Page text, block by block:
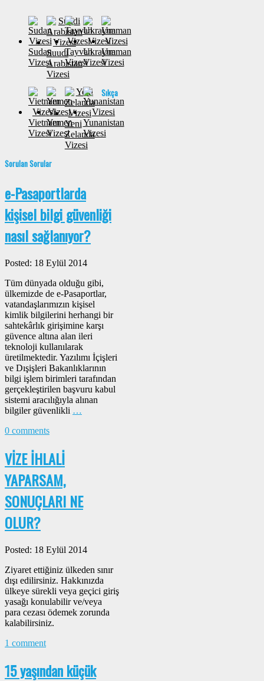
Sudan
Vizesi
Suudi
Arabistan
Vizesi
Tayvan
Vizesi
Ukrayna
Vizesi
Umman
Vizesi
Vietnam
Vizesi
Yemen
Vizesi
Yeni
Zelanda
Vizesi
Yunanistan
Vizesi
Sıkça
Sorulan Sorular
e-Pasaportlarda
kişisel bilgi güvenliği
nasıl sağlanıyor?
Posted: 18 Eylül 2014
Tüm dünyada olduğu gibi,
ülkemizde de e-Pasaportlar,
vatandaşlarımızın kişisel
kimlik bilgilerini herhangi bir
sahtekârlık girişimine karşı
güvence altına alan ileri
teknoloji kullanılarak
üretilmektedir. Yazılımı İçişleri
ve Dışişleri Bakanlıklarının
bilgi işlem birimleri tarafından
gerçekleştirilen başvuru kabul
sistemi aracılığıyla alınan
bilgiler güvenlikli …
0 comments
VİZE İHLALİ
YAPARSAM,
SONUÇLARI NE
OLUR?
Posted: 18 Eylül 2014
Ziyaret ettiğiniz ülkeden sınır
dışı edilirsiniz. Hakkınızda
ülkeye sürekli veya geçici giriş
yasağı konulabilir ve/veya
para cezası ödemek zorunda
kalabilirsiniz.
1 comment
15 yaşından küçük